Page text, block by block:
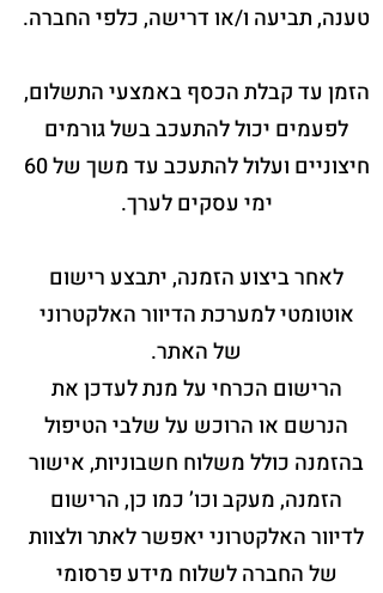
טענה, תביעה ו/או דרישה, כלפי החברה.
הזמן עד קבלת הכסף באמצעי התשלום,
לפעמים יכול להתעכב בשל גורמים
חיצוניים ועלול להתעכב עד משך של 60
ימי עסקים לערך.
לאחר ביצוע הזמנה, יתבצע רישום
אוטומטי למערכת הדיוור האלקטרוני
של האתר.
הרישום הכרחי על מנת לעדכן את
הנרשם או הרוכש על שלבי הטיפול
בהזמנה כולל משלוח חשבוניות, אישור
הזמנה, מעקב וכו’ כמו כן, הרישום
לדיוור האלקטרוני יאפשר לאתר ולצוות
של החברה לשלוח מידע פרסומי